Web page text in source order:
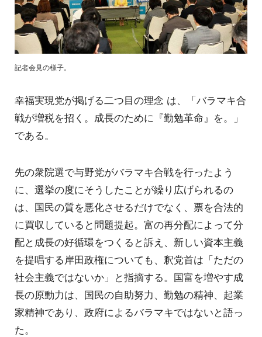
記者会見の様子。
幸福実現党が掲げる二つ目の理念 は、「バラマキ合
戦が増税を招く。成長のために『勤勉革命』を。」
である。
先の衆院選で与野党がバラマキ合戦を行ったよう
に、選挙の度にそうしたことが繰り広げられるの
は、国民の質を悪化させるだけでなく、票を合法的
に買収していると問題提起。富の再分配によって分
配と成長の好循環をつくると訴え、新しい資本主義
を提唱する岸田政権についても、釈党首は「ただの
社会主義ではないか」と指摘する。国富を増やす成
長の原動力は、国民の自助努力、勤勉の精神、起業
家精神であり、政府によるバラマキではないと語っ
た。